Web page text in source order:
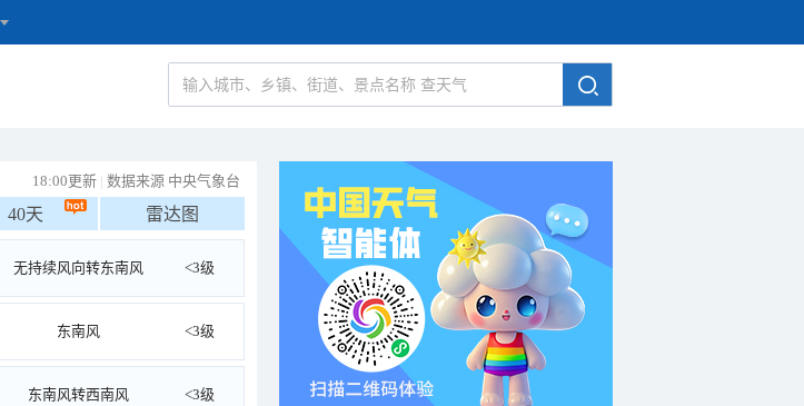
18:00更新 | 数据来源 中央气象台
40天 雷达图
无持续风向转东南风 <3级
东南风 <3级
东南风转西南风 <3级